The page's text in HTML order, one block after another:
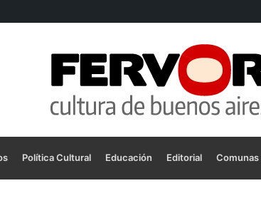
Política Cultural Educación Editorial Comunas